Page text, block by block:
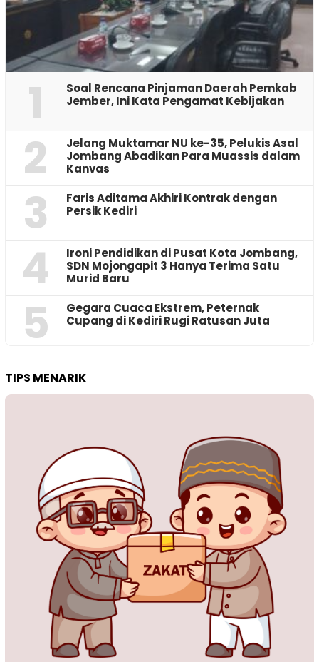
1
‎Soal Rencana Pinjaman Daerah Pemkab
Jember, Ini Kata Pengamat Kebijakan ‎
2
Jelang Muktamar NU ke-35, Pelukis Asal
Jombang Abadikan Para Muassis dalam
Kanvas
3
Faris Aditama Akhiri Kontrak dengan
Persik Kediri
4
Ironi Pendidikan di Pusat Kota Jombang,
SDN Mojongapit 3 Hanya Terima Satu
Murid Baru
5
‎Gegara Cuaca Ekstrem, Peternak
Cupang di Kediri Rugi Ratusan Juta
TIPS MENARIK